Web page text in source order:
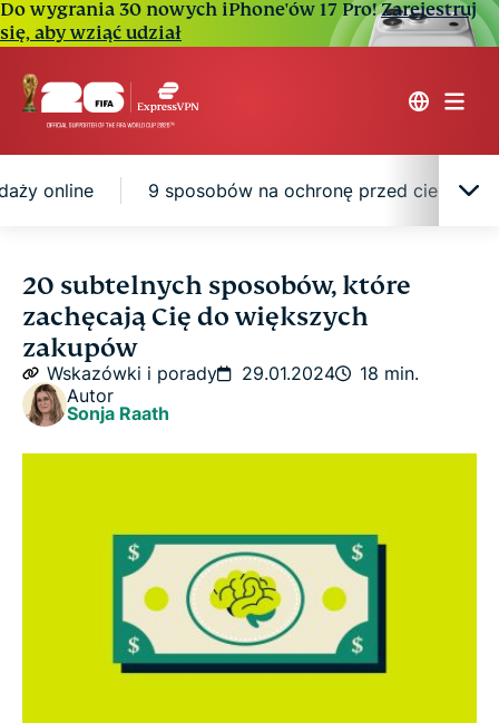
Do wygrania 30 nowych iPhone'ów 17 Pro!Zarejestruj
się, aby wziąć udział
online 9 sposobów na ochronę przed
Dlaczego wydajemy za dużo?
Jak sprzedawcy online kształtują nasze decyzje
zakupowe
Niebezpieczeństwo „ciemnych wzorców" w
sprzedaży online
wzorcami
Triki zakupowe, które pomogą Ci uzyskać
najlepsze oferty online
20 subtelnych sposobów, które
zachęcają Cię do większych
zakupów
Wskazówki i porady 29.01.2024
18 min.
Autor
Sonja Raath